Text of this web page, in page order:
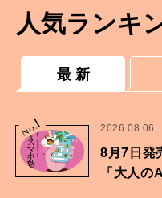
人気ランキ
最 新
No.
1 2026.08.06
8月7日発
「大人の